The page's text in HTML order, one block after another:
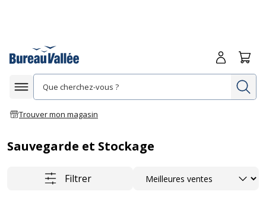
Afficher la navigation
Trouver mon magasin
Me
Sauvegarde et Stockage
Filtrer Trier